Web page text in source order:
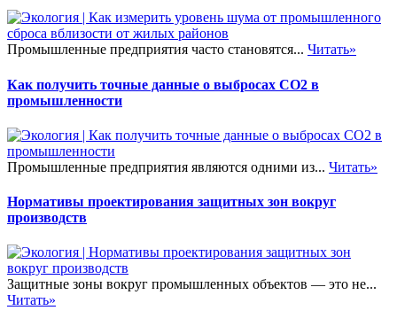
Промышленные предприятия часто становятся... Читать»
Как получить точные данные о выбросах CO2 в
промышленности
Промышленные предприятия являются одними из... Читать»
Нормативы проектирования защитных зон вокруг
производств
Защитные зоны вокруг промышленных объектов — это не...
Читать»